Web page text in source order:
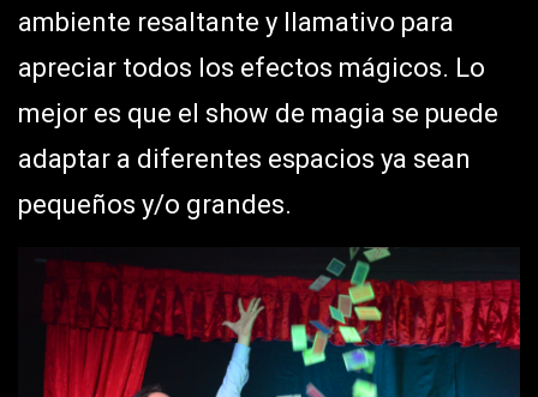
ambiente resaltante y llamativo para
apreciar todos los efectos mágicos. Lo
mejor es que el show de magia se puede
adaptar a diferentes espacios ya sean
pequeños y/o grandes.